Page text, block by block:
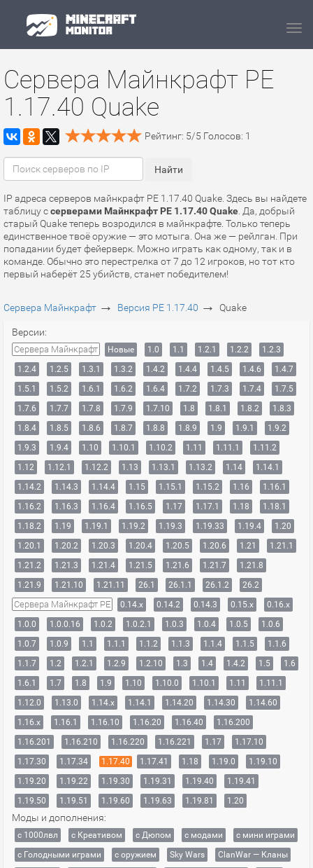
Сервера Майнкрафт PE
1.17.40 Quake
Рейтинг: 5/5 Голосов: 1
IP адреса серверов майнкрафт PE 1.17.40 Quake. Здесь вы найдете
таблицу ссерверами Майнкрафт PE 1.17.40 Quake . Да, добрый
старый Quake теперь возродился в майнкрафте. Только теперь
единственное твоё оружие — это мотыга. Она же — рейлган. При
попадании будет фейерверк. Можно играть как одному, так и в
команде. Обычно это перестрелка от 7 до 12 игроков, но тот кто
первый наберёт 25 убийств, станет победителем!
Сервера Майнкрафт → Версия PE 1.17.40 → Quake
Версии:
Сервера Майнкрафт Новые 1.0 1.1 1.2.1 1.2.2
1.2.3
1.2.4
1.2.5 1.3.1 1.3.2 1.4.2 1.4.4 1.4.5 1.4.6
1.4.7
1.5.1
1.5.2 1.6.1 1.6.2 1.6.4 1.7.2 1.7.3 1.7.4
1.7.5
1.7.6
1.7.7 1.7.8 1.7.9 1.7.10 1.8 1.8.1 1.8.2
1.8.3
1.8.4
1.8.5 1.8.6 1.8.7 1.8.8 1.8.9 1.9 1.9.1
1.9.2
1.9.3
1.9.4 1.10 1.10.1 1.10.2 1.11 1.11.1
1.11.2
1.12
1.12.1 1.12.2 1.13 1.13.1 1.13.2 1.14
1.14.1
1.14.2
1.14.3 1.14.4 1.15 1.15.1 1.15.2 1.16
1.16.1
1.16.2
1.16.3 1.16.4 1.16.5 1.17 1.17.1 1.18
1.18.1
1.18.2
1.19 1.19.1 1.19.2 1.19.3 1.19.33 1.19.4
1.20
1.20.1
1.20.2 1.20.3 1.20.4 1.20.5 1.20.6 1.21
1.21.1
1.21.2
1.21.3 1.21.4 1.21.5 1.21.6 1.21.7
1.21.8
1.21.9
1.21.10 1.21.11 26.1 26.1.1 26.1.2 26.2
Сервера Майнкрафт PE 0.14.x 0.14.2 0.14.3 0.15.x
0.16.x
1.0.0
1.0.0.16 1.0.2 1.0.2.1 1.0.3 1.0.4 1.0.5
1.0.6
1.0.7
1.0.9 1.1 1.1.1 1.1.2 1.1.3 1.1.4 1.1.5
1.1.6
1.1.7
1.2 1.2.1 1.2.9 1.2.10 1.3 1.4 1.4.2 1.5
1.6
1.6.1
1.7 1.8 1.9 1.10 1.10.0 1.10.1 1.11
1.11.1
1.12.0
1.13.0 1.14.x 1.14.1 1.14.20 1.14.30
1.14.60
1.16.x
1.16.1 1.16.10 1.16.20 1.16.40
1.16.200
1.16.201
1.16.210 1.16.220 1.16.221 1.17
1.17.10
1.17.30
1.17.34 1.17.40 1.17.41 1.18 1.19.0
1.19.10
1.19.20
1.19.22 1.19.30 1.19.31 1.19.40
1.19.41
1.19.50
1.19.51 1.19.60 1.19.63 1.19.81 1.20
Моды и дополнения:
с 1000лвл c Креативом с Дюпом с модами
с мини играми
с Голодными играми
с оружием Sky Wars
ClanWar — Кланы